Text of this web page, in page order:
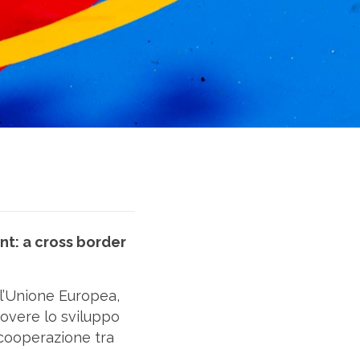
a cross border
Europea,
lo sviluppo
tra